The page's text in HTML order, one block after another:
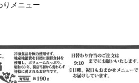
食
わりメニュー 7/27～
メニュー